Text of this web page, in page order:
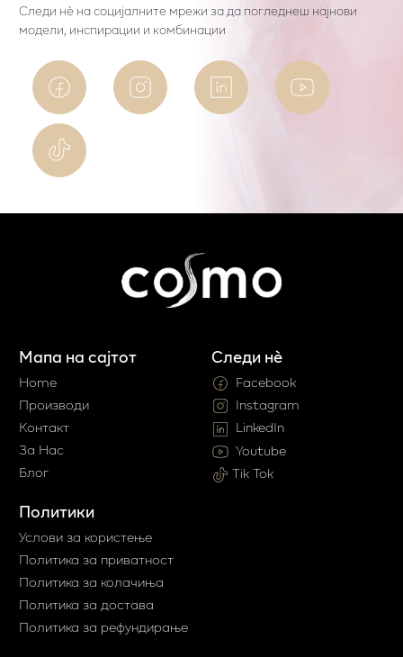
Следи нѐ на социјалните мрежи за да погледнеш најнови
модели, инспирации и комбинации
Мапа на сајтот
Home
Производи
Контакт
За Нас
Блог
Политики
Услови за користење
Политика за приватност
Политика за колачиња
Политика за достава
Политика за рефундирање
Следи нè
Facebook
Instagram
LinkedIn
Youtube
Tik Tok